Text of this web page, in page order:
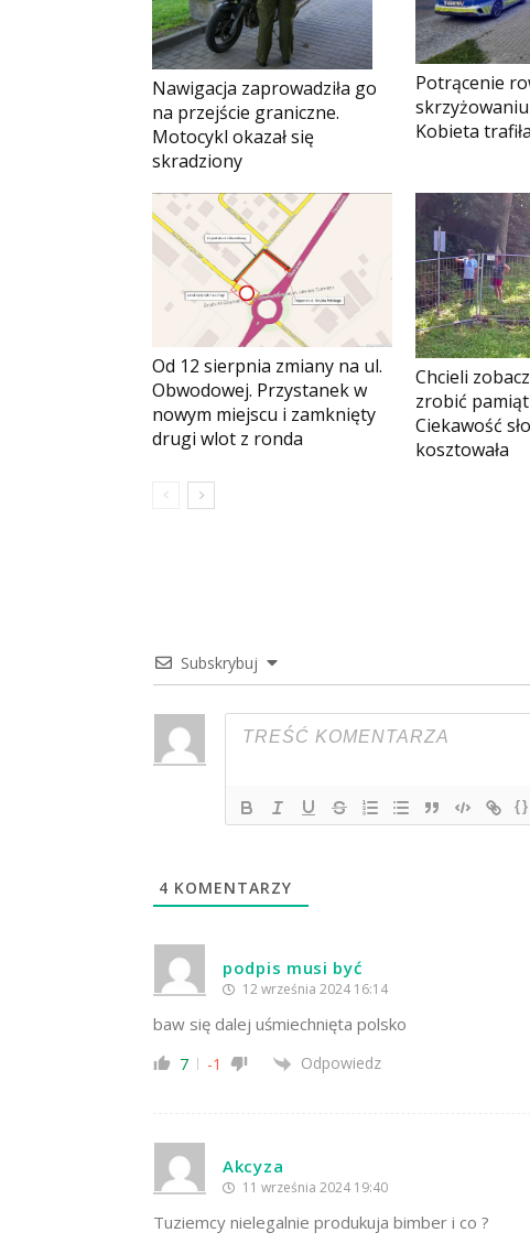
Nawigacja zaprowadziła go
na przejście graniczne.
Motocykl okazał się
skradziony
Potrącenie
skrzyżowaniu
Kobieta
Od 12 sierpnia zmiany na ul.
Obwodowej. Przystanek w
nowym miejscu i zamknięty
drugi wlot z ronda
Chcieli
zrobić
Ciekawość
kosztowała
Subskrybuj
{}
4 KOMENTARZY
podpis musi być
12 września 2024 16:14
baw się dalej uśmiechnięta polsko
7 -1 Odpowiedz
Akcyza
11 września 2024 19:40
Tuziemcy nielegalnie produkuja bimber i co ?